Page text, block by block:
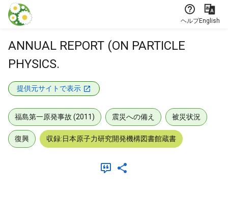
本文に飛ぶ
ヘルプEnglish
ANNUAL REPORT (ON PARTICLE
PHYSICS.
提供元サイトで表示
福島第一原発事故 (2011) 震災への備え 被災状況
復興 収録:日本原子力研究開発機構図書館蔵書